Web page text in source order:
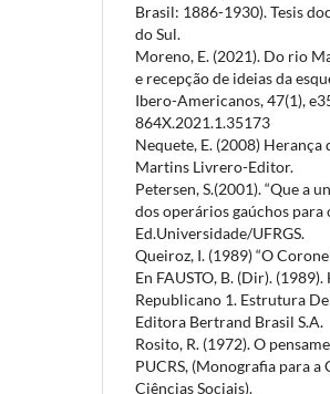
Brasil: 1886-1930). Tesis
do Sul.
Moreno, E. (2021). Do rio
e recepção de ideias da
Ibero-Americanos, 47(1),
864X.2021.1.35173
Nequete, E. (2008) Herança
Martins Livrero-Editor.
Petersen, S.(2001). “Que a
dos operários gaúchos
Ed.Universidade/UFRGS.
Queiroz, I. (1989) “O
En FAUSTO, B. (Dir).
Republicano 1. Estrutura
Editora Bertrand Brasil S.A.
Rosito, R. (1972). O
PUCRS, (Monografia para
Ciências Sociais).